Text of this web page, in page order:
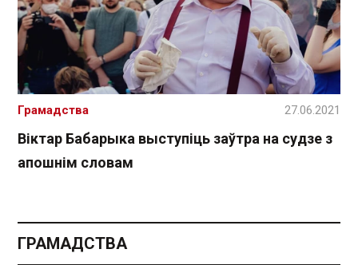
Віктар Бабарыка выступіць заўтра на судзе з
апошнім словам
Грамадства 27.06.2021
ГРАМАДСТВА